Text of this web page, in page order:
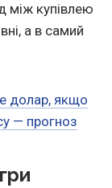
між купівлею
а в самий
долар, якщо
— прогноз